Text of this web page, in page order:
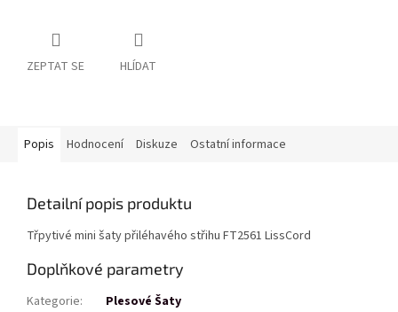
ZEPTAT SE HLÍDAT
Popis Hodnocení Diskuze Ostatní informace
Detailní popis produktu
Třpytivé mini šaty přiléhavého střihu FT2561 LissCord
Doplňkové parametry
Kategorie:
Plesové Šaty